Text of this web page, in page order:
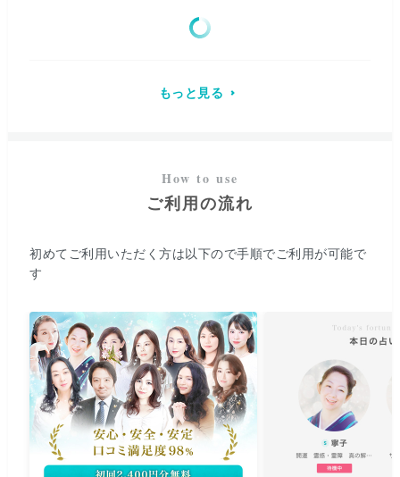
もっと見る
ご利用の流れ
初めてご利用いただく方は以下ので手順でご利用が可能で
す